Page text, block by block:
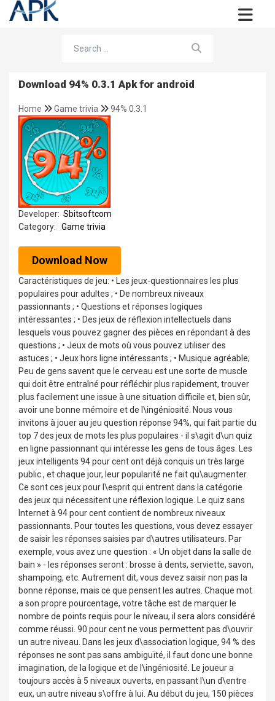
Download 94% 0.3.1 Apk for android
Home Game trivia 94% 0.3.1
Developer: Sbitsoftcom
Category:
Game trivia
Download Now
Caractéristiques de jeu: • Les jeux-questionnaires les plus
populaires pour adultes ; • De nombreux niveaux
passionnants ; • Questions et réponses logiques
intéressantes ; • Des jeux de réflexion intellectuels dans
lesquels vous pouvez gagner des pièces en répondant à des
questions ; • Jeux de mots où vous pouvez utiliser des
astuces ; • Jeux hors ligne intéressants ; • Musique agréable;
Peu de gens savent que le cerveau est une sorte de muscle
qui doit être entraîné pour réfléchir plus rapidement, trouver
plus facilement une issue à une situation difficile et, bien sûr,
avoir une bonne mémoire et de l\ingéniosité. Nous vous
invitons à jouer au jeu question réponse 94%, qui fait partie du
top 7 des jeux de mots les plus populaires - il s\agit d\un quiz
en ligne passionnant qui intéresse les gens de tous âges. Les
jeux intelligents 94 pour cent ont déjà conquis un très large
public , et chaque jour, leur popularité ne fait qu\augmenter.
Ce sont ces jeux pour l\esprit qui entrent dans la catégorie
des jeux qui nécessitent une réflexion logique. Le quiz sans
Internet à 94 pour cent contient de nombreux niveaux
passionnants. Pour toutes les questions, vous devez essayer
de saisir les réponses saisies par d\autres utilisateurs. Par
exemple, vous avez une question : « Un objet dans la salle de
bain » - les réponses seront : brosse à dents, serviette, savon,
shampoing, etc. Autrement dit, vous devez saisir non pas la
bonne réponse, mais ce que pensent les autres. Chaque mot
a son propre pourcentage, votre tâche est de marquer le
nombre de points requis pour le niveau, il sera alors considéré
comme réussi. 90 pour cent ne vous permettent pas d\ouvrir
un autre niveau. Dans les jeux d\association logique, 94 % des
réponses ne sont pas sans ambiguïté, il faut donc une bonne
imagination, de la logique et de l\ingéniosité. Le joueur a
toujours accès à 5 niveaux ouverts, en passant l\un d\entre
eux, un autre niveau s\offre à lui. Au début du jeu, 150 pièces